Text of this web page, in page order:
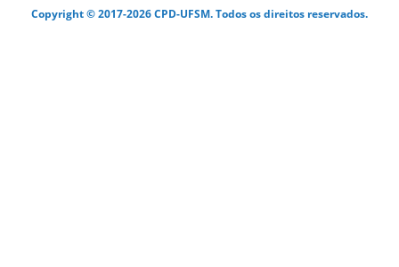
Copyright © 2017-2026 CPD-UFSM. Todos os direitos reservados.